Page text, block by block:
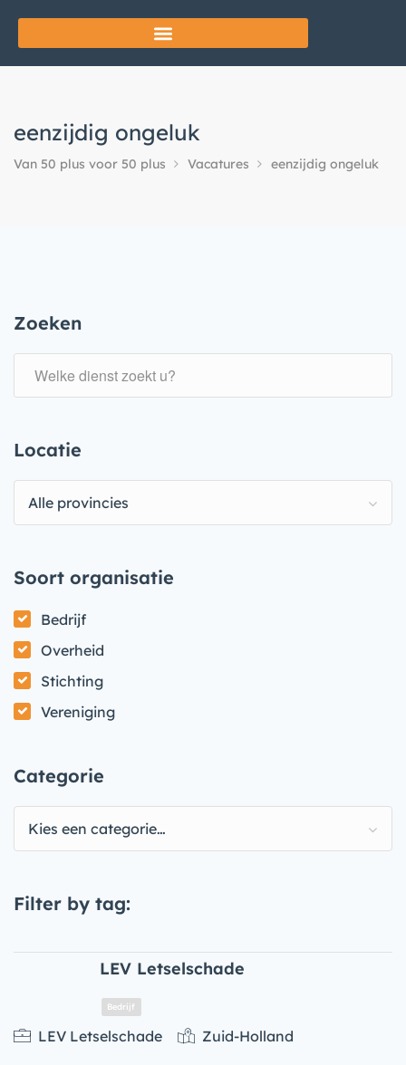
eenzijdig ongeluk
Van 50 plus voor 50 plus Vacatures eenzijdig ongeluk
Zoeken
Locatie
Alle provincies
Soort organisatie
Bedrijf
Overheid
Stichting
Vereniging
Categorie
Kies een categorie…
Filter by tag:
LEV Letselschade
LEV Letselschade
Zuid-Holland